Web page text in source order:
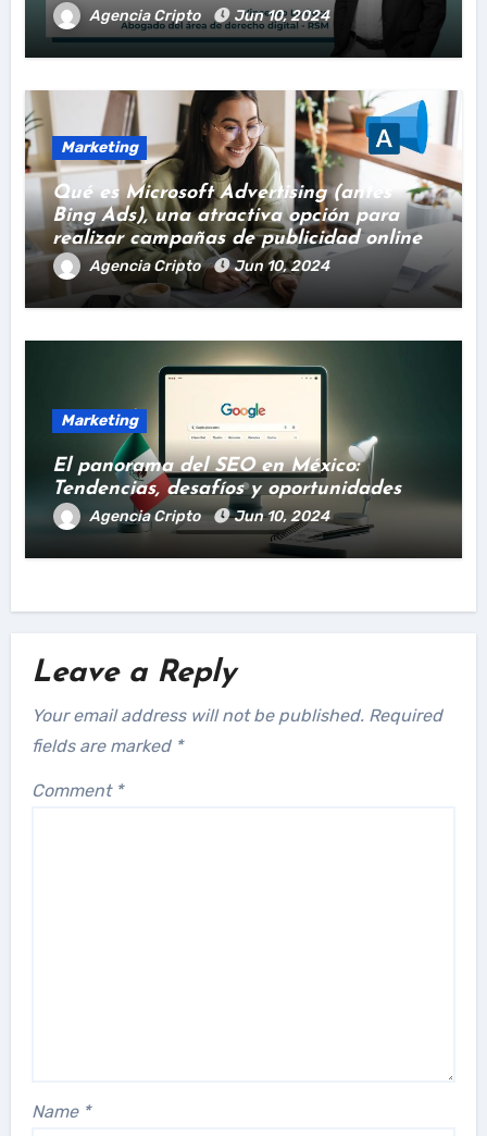
Agencia Cripto Jun 10, 2024
Marketing
Qué es Microsoft Advertising (antes
Bing Ads), una atractiva opción para
realizar campañas de publicidad online
Agencia Cripto Jun 10, 2024
Marketing
El panorama del SEO en México:
Tendencias, desafíos y oportunidades
Agencia Cripto Jun 10, 2024
Leave a Reply
Your email address will not be published. Required
fields are marked *
Comment *
Name *